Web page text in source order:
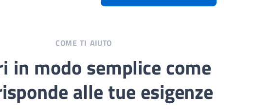
COME TI AIUTO
in modo semplice come
alle tue esigenze